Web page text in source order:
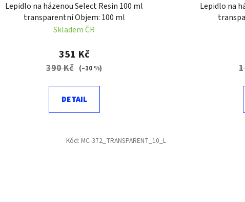
Lepidlo na házenou Select Resin 100 ml
transparentní Objem: 100 ml
Skladem ČR
351 Kč
390 Kč (–10 %)
DETAIL
Lepidlo na
Kód: MC-372_TRANSPARENT_10_L